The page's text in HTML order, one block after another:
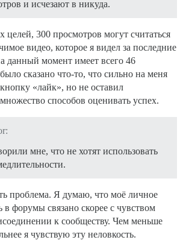
и исчезают в никуда.
целей, 300 просмотров могут считаться
видео, которое я видел за последние
данный момент имеет всего 46
сказано что-то, что сильно на меня
«лайк», но не оставил
способов оценивать успех.
мне, что не хотят использовать
проблема. Я думаю, что моё личное
в форумы связано скорее с чувством
к сообществу. Чем меньше
я чувствую эту неловкость.